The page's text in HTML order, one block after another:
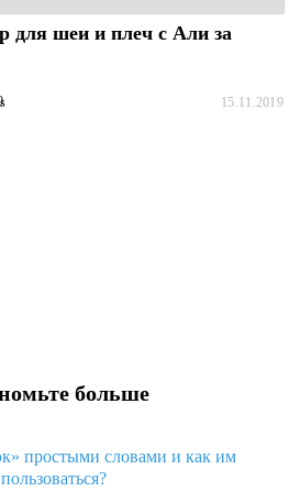
для шеи и плеч с Али за
15.11.2019
больше
простыми словами и как им
пользоваться?